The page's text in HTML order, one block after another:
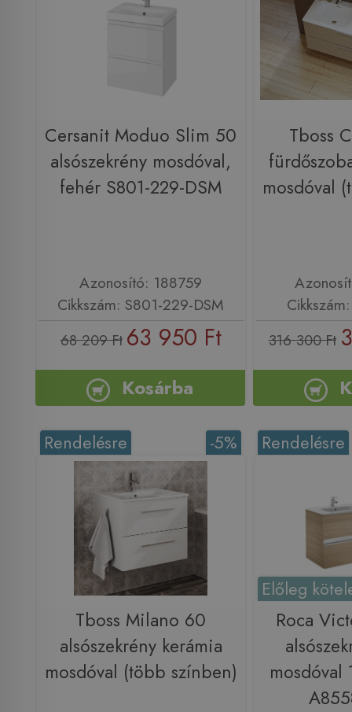
Cersanit Moduo Slim 50
alsószekrény mosdóval,
fehér S801-229-DSM
Azonosító: 188759
Cikkszám: S801-229-DSM
68 209 Ft 63 950 Ft
Kosárba
Tboss
mosdóval
316 300 Ft
-5%
Rendelésre
Tboss Milano 60
alsószekrény kerámia
mosdóval (több színben)
Rendelésre
Előleg
Roca
mosdóval